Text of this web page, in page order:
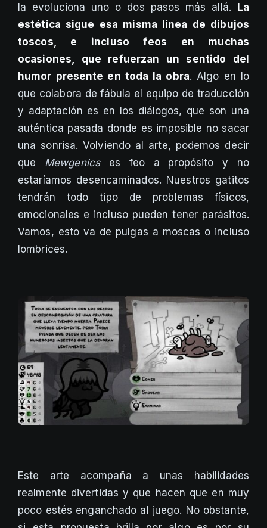
la evoluciona uno o dos pasos más allá. La
estética sigue esa misma línea de dibujos
toscos, e incluso feos en muchas
ocasiones, que refuerzan un sentido del
humor presente en toda la obra. Algo en lo
que colabora de fábula el equipo de traducción
y adaptación es en los diálogos, que son una
auténtica pasada donde es imposible no sacar
una sonrisa. Volviendo al arte, podemos decir
que Mewgenicses feo a propósito y no
estaríamos desencaminados. Nuestros gatitos
tendrán todo tipo de problemas físicos,
emocionales e incluso pueden tener parásitos.
Vamos, esto va de pulgas a moscas o incluso
lombrices.
Este arte acompaña a unas habilidades
realmente divertidas y que hacen que en muy
poco estés enganchado al juego. No obstante,